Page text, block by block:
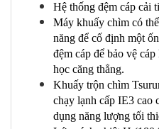
Hệ thống đệm cáp cải
Máy khuấy chìm có
năng để cố định một
đệm cáp để bảo vệ
học căng thẳng.
Khuấy trộn chìm
chạy lạnh cấp IE3 cao
dụng năng lượng tối